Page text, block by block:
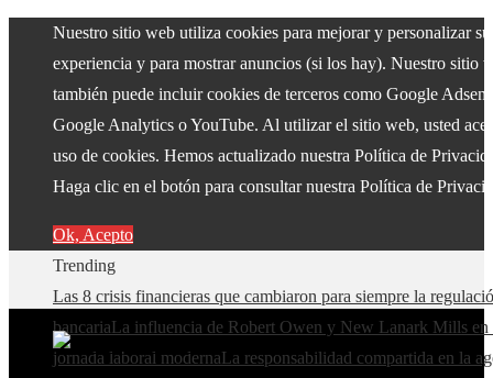
Nuestro sitio web utiliza cookies para mejorar y personalizar su
experiencia y para mostrar anuncios (si los hay). Nuestro sitio
también puede incluir cookies de terceros como Google
Google Analytics o YouTube. Al utilizar el sitio web, usted
uso de cookies. Hemos actualizado nuestra Política de
Haga clic en el botón para consultar nuestra Política de
Ok, Acepto
Trending
Las 8 crisis financieras que cambiaron para siempre la
bancariaLa influencia de Robert Owen y New Lanark Mills en
jornada laboral modernaLa responsabilidad compartida en la